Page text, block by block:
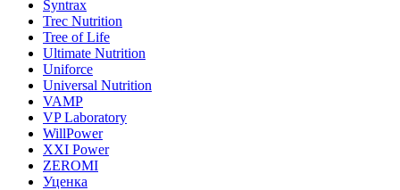
Syntrax
Trec Nutrition
Tree of Life
Ultimate Nutrition
Uniforce
Universal Nutrition
VAMP
VP Laboratory
WillPower
XXI Power
ZEROMI
Уценка